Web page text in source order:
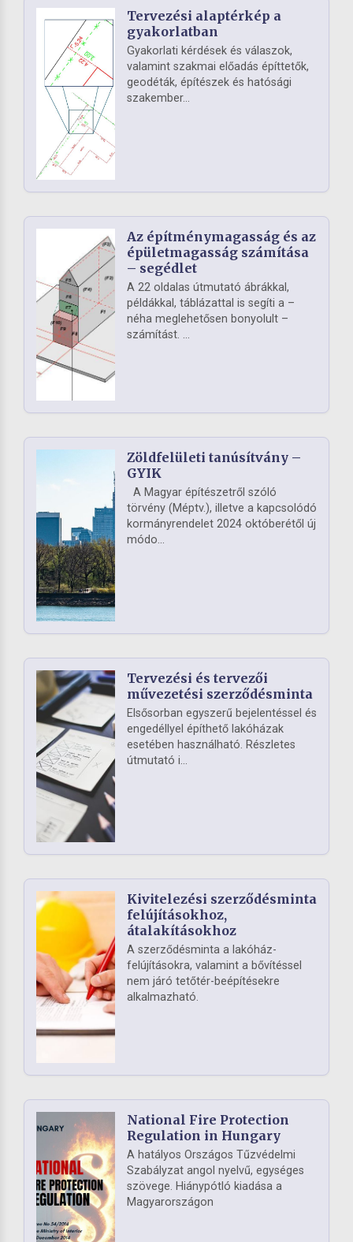
Tervezési alaptérkép a
gyakorlatban
Gyakorlati kérdések és válaszok,
valamint szakmai előadás építtetők,
geodéták, építészek és hatósági
szakember...
Az építménymagasság és az
épületmagasság számítása
– segédlet
A 22 oldalas útmutató ábrákkal,
példákkal, táblázattal is segíti a –
néha meglehetősen bonyolult –
számítást. ...
Zöldfelületi tanúsítvány –
GYIK
A Magyar építészetről szóló
törvény (Méptv.), illetve a kapcsolódó
kormányrendelet 2024 októberétől új
módo...
Tervezési és tervezői
művezetési szerződésminta
Elsősorban egyszerű bejelentéssel és
engedéllyel építhető lakóházak
esetében használható. Részletes
útmutató i...
Kivitelezési szerződésminta
felújításokhoz,
átalakításokhoz
A szerződésminta a lakóház-
felújításokra, valamint a bővítéssel
nem járó tetőtér-beépítésekre
alkalmazható.
National Fire Protection
Regulation in Hungary
A hatályos Országos Tűzvédelmi
Szabályzat angol nyelvű, egységes
szövege. Hiánypótló kiadása a
Magyarországon